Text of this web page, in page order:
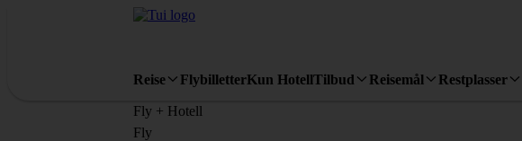
Reise FlybilletterKun HotellTilbud Reisemål Restplasser
Fly + Hotell
Fly